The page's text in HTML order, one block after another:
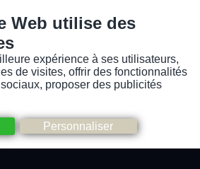
Web utilise des
expérience à ses utilisateurs,
de visites, offrir des fonctionnalités
proposer des publicités
mal-voyantes ou non-voyantes